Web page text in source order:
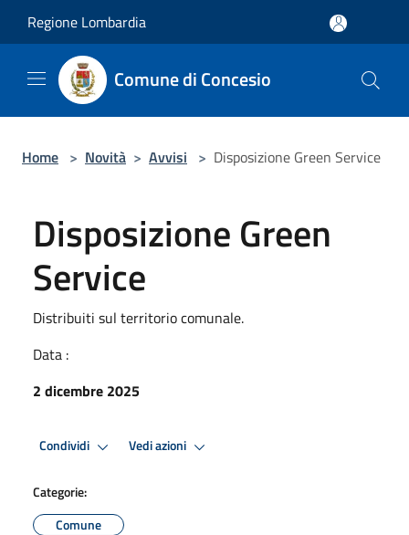
Regione Lombardia
Comune di Concesio
Home > Novità > Avvisi > Disposizione Green Service
Disposizione Green
Service
Distribuiti sul territorio comunale.
Data :
2 dicembre 2025
Condividi Vedi azioni
Categorie:
Comune